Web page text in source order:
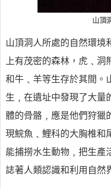
山頂
山頂洞人所處的自然環境
上有茂密的森林，虎﹑洞
和牛﹑羊等生存於其間。
生﹐在遺址中發現了大量
體的骨骼﹐應是他們狩獵
現鯇魚﹑鯉科的大胸椎和
能捕撈水生動物﹐把生產
誌著人類認識和利用自然